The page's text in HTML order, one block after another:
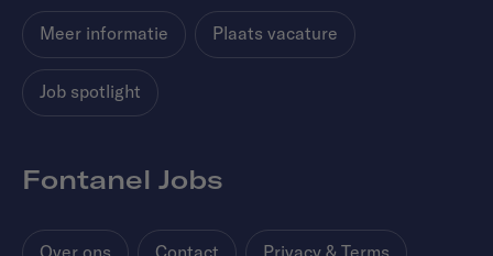
Meer informatie Plaats vacature
Job spotlight
Fontanel Jobs
Over ons Contact Privacy & Terms